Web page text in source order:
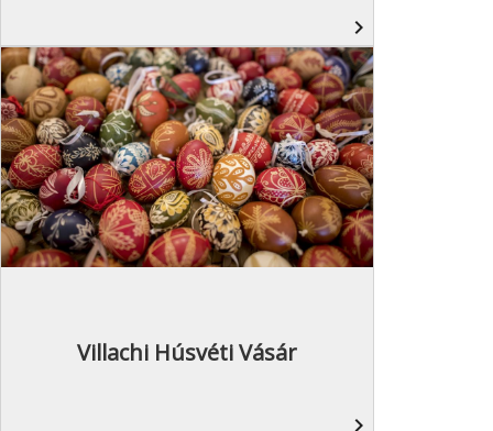
navigate_next
Villachi Húsvéti Vásár
navigate_next